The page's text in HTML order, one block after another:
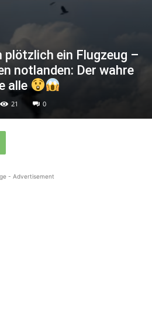
plötzlich ein Flugzeug –
notlanden: Der wahre
alle
21 0
- Advertisement